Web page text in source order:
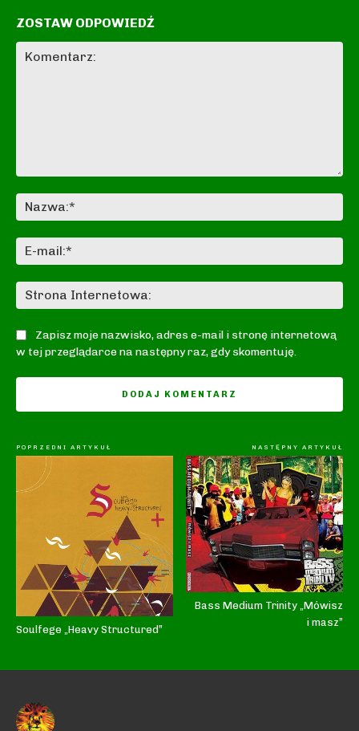
ZOSTAW ODPOWIEDŹ
Zapisz moje nazwisko, adres e-mail i stronę internetową
w tej przeglądarce na następny raz, gdy skomentuję.
POPRZEDNI ARTYKUŁ
Soulfege „Heavy Structured”
NASTĘPNY ARTYKUŁ
Bass Medium Trinity „Mówisz
i masz”